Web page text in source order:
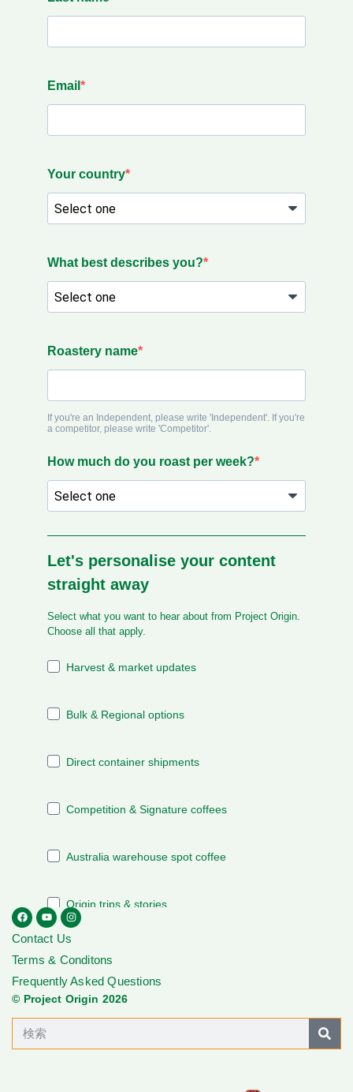
Contact Us
Terms & Conditons
Frequently Asked Questions
© Project Origin 2026